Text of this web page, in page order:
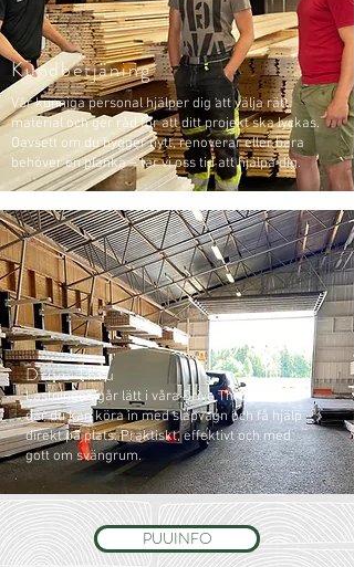
Kundbetjäning
Vår kunniga personal hjälper dig att välja rätt
material och ger råd för att ditt projekt ska lyckas.
Oavsett om du bygger nytt, renoverar eller bara
behöver en planka – tar vi oss tid att hjälpa dig.
Drive Thru
Lastningen går lätt i våra Drive Thru-hallar,
där du kan köra in med släpvagn och få hjälp
direkt på plats. Praktiskt, effektivt och med
gott om svängrum.
PUUINFO